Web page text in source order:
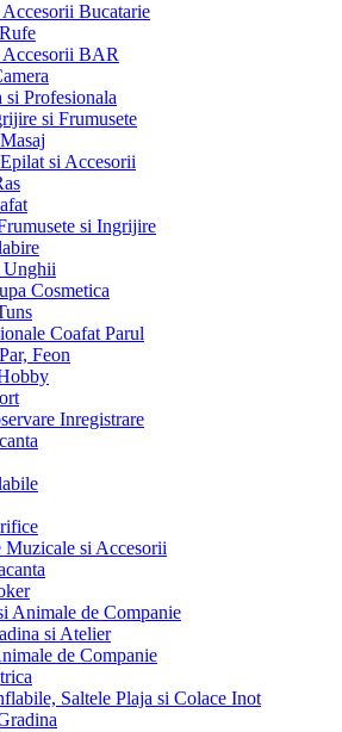
Bucatarie
Accesorii BAR
si Profesionala
si Frumusete
si Accesorii
si Ingrijire
Unghii
Cosmetica
Coafat Parul
Feon
Inregistrare
Muzicale si Accesorii
Animale de Companie
si Atelier
de Companie
Saltele Plaja si Colace Inot